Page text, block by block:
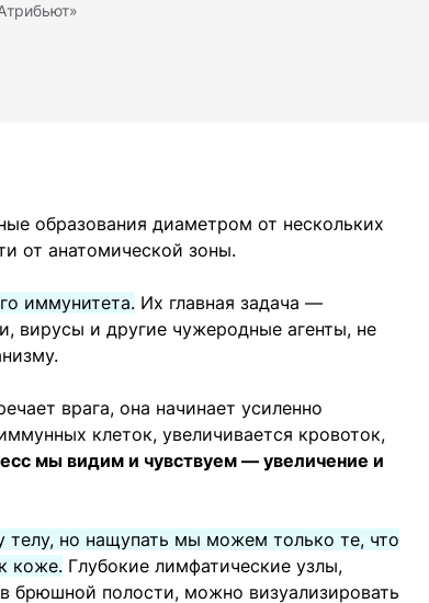
образования диаметром от нескольких
от анатомической зоны.
иммунитета. Их главная задача —
вирусы и другие чужеродные агенты, не
врага, она начинает усиленно
клеток, увеличивается кровоток,
мы видим и чувствуем — увеличение и
но нащупать мы можем только те, что
коже. Глубокие лимфатические узлы,
брюшной полости, можно визуализировать